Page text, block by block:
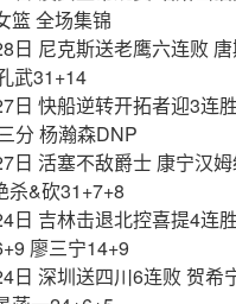
篮 全场集锦
日 尼克斯送老鹰六连败
武31+14
日 快船逆转开拓者迎3连
分 杨瀚森DNP
日 活塞不敌爵士 康宁汉
杀&砍31+7+8
日 吉林击退北控喜提4连
廖三宁14+9
日 深圳送四川6连败 贺希